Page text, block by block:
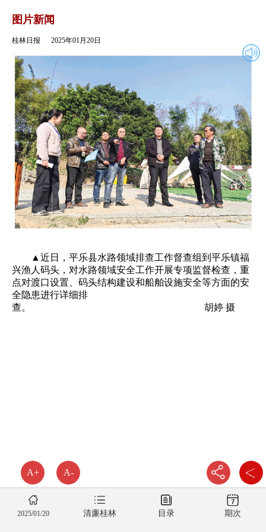
A+ A-
图片新闻
桂林日报 2025年01月20日
▲近日，平乐县水路领域排查工作督查组到平乐镇福
兴渔人码头，对水路领域安全工作开展专项监督检查，重
点对渡口设置、码头结构建设和船舶设施安全等方面的安
全隐患进行详细排
查。 胡婷 摄
2025/01/20 清廉桂林 目录 期次